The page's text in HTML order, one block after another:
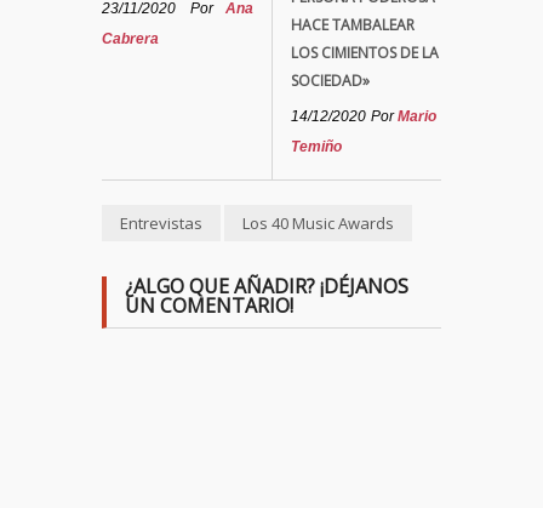
23/11/2020 Por Ana
Cabrera
HACE TAMBALEAR
LOS CIMIENTOS DE LA
SOCIEDAD»
14/12/2020 PorMario
Temiño
Entrevistas Los 40 Music Awards
¿ALGO QUE AÑADIR? ¡DÉJANOS
UN COMENTARIO!